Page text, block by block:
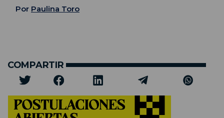
Por Paulina Toro
COMPARTIR